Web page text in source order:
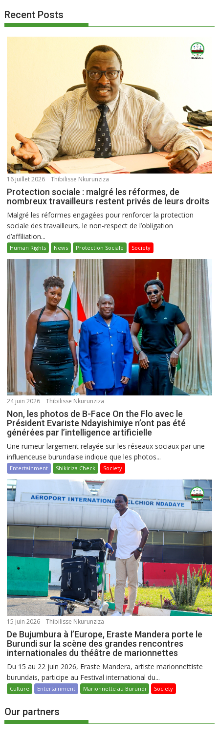
Recent Posts
16 juillet 2026 Thibilisse Nkurunziza
Protection sociale : malgré les réformes, de
nombreux travailleurs restent privés de leurs droits
Malgré les réformes engagées pour renforcer la protection
sociale des travailleurs, le non-respect de l’obligation
d’affiliation...
Human Rights News Protection Sociale Society
24 juin 2026 Thibilisse Nkurunziza
Non, les photos de B-Face On the Flo avec le
Président Evariste Ndayishimiye n’ont pas été
générées par l’intelligence artificielle
Une rumeur largement relayée sur les réseaux sociaux par une
influenceuse burundaise indique que les photos...
Entertainment Shikiriza Check Society
15 juin 2026 Thibilisse Nkurunziza
De Bujumbura à l’Europe, Eraste Mandera porte le
Burundi sur la scène des grandes rencontres
internationales du théâtre de marionnettes
Du 15 au 22 juin 2026, Eraste Mandera, artiste marionnettiste
burundais, participe au Festival international du...
Culture Entertainment Marionnette au Burundi Society
Our partners